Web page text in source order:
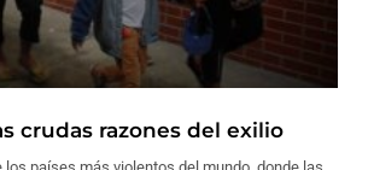
crudas razones del exilio